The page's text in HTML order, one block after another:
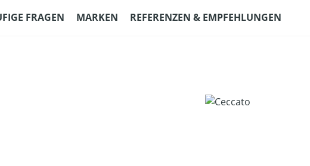
FRAGEN MARKEN REFERENZEN & EMPFEHLUNGEN